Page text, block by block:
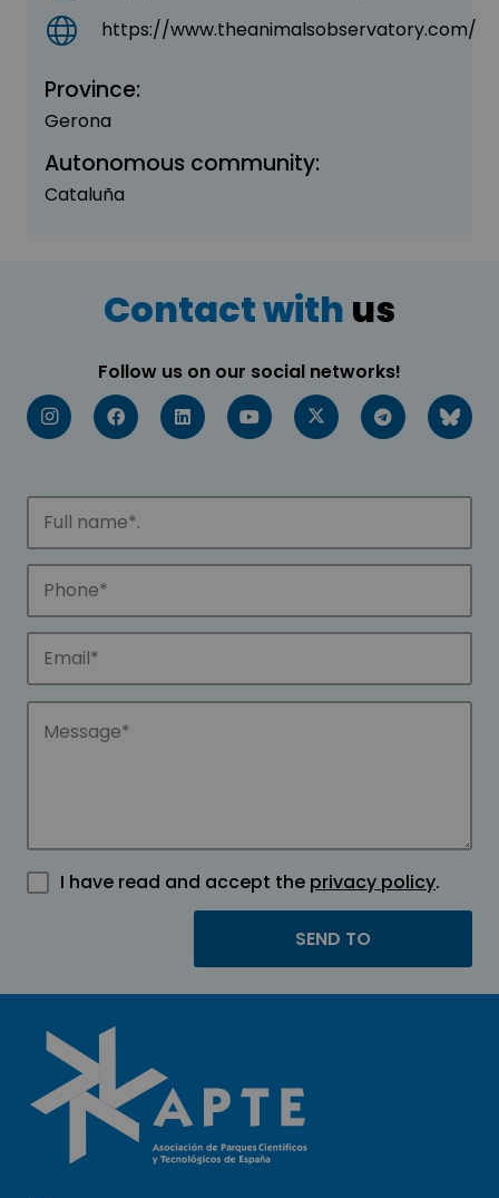
https://www.theanimalsobservatory.com/
Province:
Gerona
Autonomous community:
Cataluña
Contact with us
Follow us on our social networks!
I have read and accept the privacy policy.